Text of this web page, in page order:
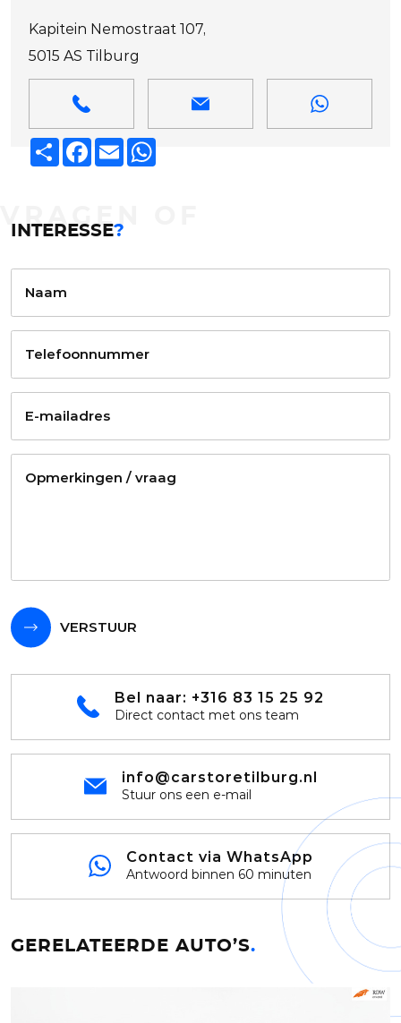
Kapitein Nemostraat 107,
5015 AS Tilburg
Deel Facebook
Email
INTERESSE?
VERSTUUR
Bel naar: +316 83 15 25 92
Direct contact met ons team
info@carstoretilburg.nl
Stuur ons een e-mail
Contact via WhatsApp
Antwoord binnen 60 minuten
GERELATEERDE AUTO’S.